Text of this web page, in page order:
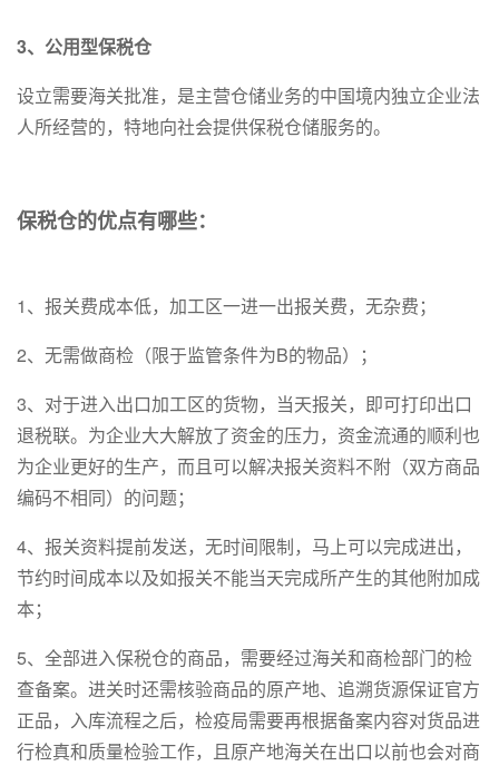
3、公用型保税仓
设立需要海关批准，是主营仓储业务的中国境内独立企业法
人所经营的，特地向社会提供保税仓储服务的。
保税仓的优点有哪些：
1、报关费成本低，加工区一进一出报关费，无杂费；
2、无需做商检（限于监管条件为B的物品）；
3、对于进入出口加工区的货物，当天报关，即可打印出口
退税联。为企业大大解放了资金的压力，资金流通的顺利也
为企业更好的生产，而且可以解决报关资料不附（双方商品
编码不相同）的问题；
4、报关资料提前发送，无时间限制，马上可以完成进出，
节约时间成本以及如报关不能当天完成所产生的其他附加成
本；
5、全部进入保税仓的商品，需要经过海关和商检部门的检
查备案。进关时还需核验商品的原产地、追溯货源保证官方
正品，入库流程之后，检疫局需要再根据备案内容对货品进
行检真和质量检验工作，且原产地海关在出口以前也会对商